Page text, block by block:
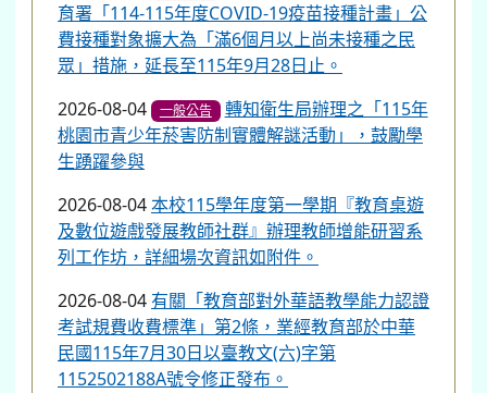
育署「114-115年度COVID-19疫苗接種計畫」公
費接種對象擴大為「滿6個月以上尚未接種之民
眾」措施，延長至115年9月28日止。
2026-08-04
一般公告
轉知衛生局辦理之「115年
桃園市青少年菸害防制實體解謎活動」，鼓勵學
生踴躍參與
2026-08-04本校115學年度第一學期『教育桌遊
及數位遊戲發展教師社群』辦理教師增能研習系
列工作坊，詳細場次資訊如附件。
2026-08-04 有關「教育部對外華語教學能力認證
考試規費收費標準」第2條，業經教育部於中華
民國115年7月30日以臺教文(六)字第
1152502188A號令修正發布。